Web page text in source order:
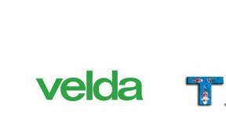
préformés et les bassins miniatures.
ou un stérilisateur selon les besoins.